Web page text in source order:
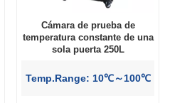
Cámara de prueba de
temperatura constante de una
sola puerta 250L
Temp.Range: 10℃～100℃